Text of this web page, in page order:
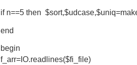
if n==5 then
end
begin
f_arr=IO.readlines($fi_file)